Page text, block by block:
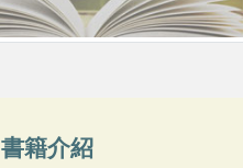
書籍介紹